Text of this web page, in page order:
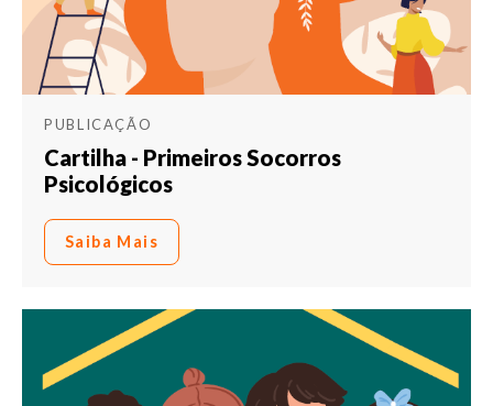
PUBLICAÇÃO
Cartilha - Primeiros Socorros
Psicológicos
Saiba Mais